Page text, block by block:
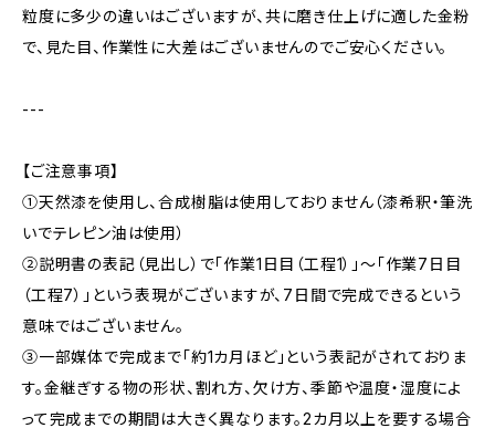
粒度に多少の違いはございますが、共に磨き仕上げに適した金粉
で、見た目、作業性に大差はございませんのでご安心ください。
---
【ご注意事項】
①天然漆を使用し、合成樹脂は使用しておりません（漆希釈・筆洗
いでテレピン油は使用）
②説明書の表記（見出し）で「作業1日目（工程1）」〜「作業7日目
（工程7）」という表現がございますが、7日間で完成できるという
意味ではございません。
③一部媒体で完成まで「約1カ月ほど」という表記がされておりま
す。金継ぎする物の形状、割れ方、欠け方、季節や温度・湿度によ
って完成までの期間は大きく異なります。2カ月以上を要する場合